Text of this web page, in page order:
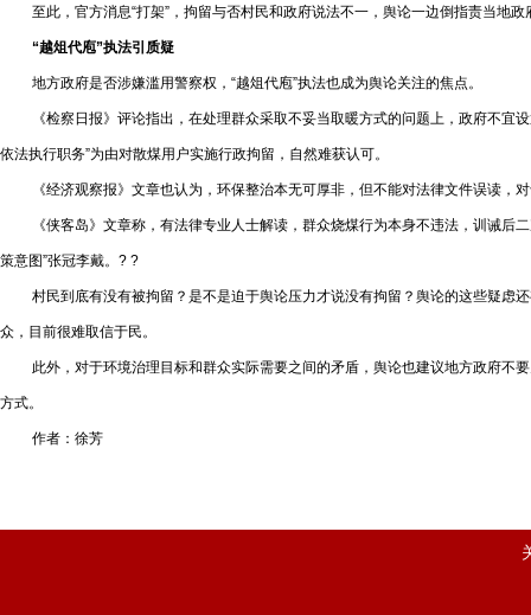
至此，官方消息“打架”，拘留与否村民和政府说法不一，舆论一边倒指责当地政
“越俎代庖”执法引质疑
地方政府是否涉嫌滥用警察权，“越俎代庖”执法也成为舆论关注的焦点。
《检察日报》评论指出，在处理群众采取不妥当取暖方式的问题上，政府不宜设
依法执行职务”为由对散煤用户实施行政拘留，自然难获认可。
《经济观察报》文章也认为，环保整治本无可厚非，但不能对法律文件误读，
《侠客岛》文章称，有法律专业人士解读，群众烧煤行为本身不违法，训诫后二
策意图”张冠李戴。? ?
村民到底有没有被拘留？是不是迫于舆论压力才说没有拘留？舆论的这些疑虑还
众，目前很难取信于民。
此外，对于环境治理目标和群众实际需要之间的矛盾，舆论也建议地方政府不要
方式。
作者：徐芳